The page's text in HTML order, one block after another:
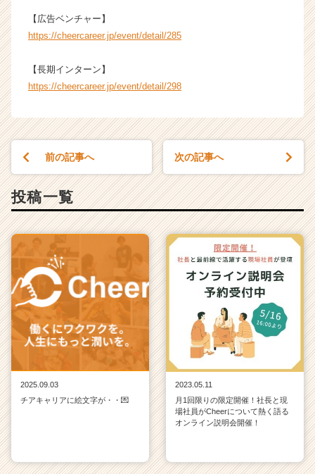
e
【広告ベンチャー】
https://cheercareer.jp/event/detail/285
【長期インターン】
https://cheercareer.jp/event/detail/298
前の記事へ 次の記事へ
投稿一覧
2025.09.03
チアキャリアに絵文字が・・💌
2023.05.11
月1回限りの限定開催！社長と現
場社員がCheerについて熱く語る
オンライン説明会開催！